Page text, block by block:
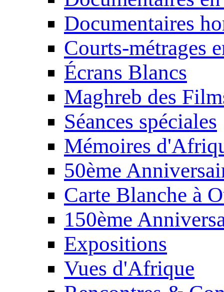
Documentaires
Courts-métrages
Écrans Blancs
Maghreb des
Séances spéciales
Mémoires
50ème
Carte Blanche à
150ème
Expositions
Vues d'Afrique